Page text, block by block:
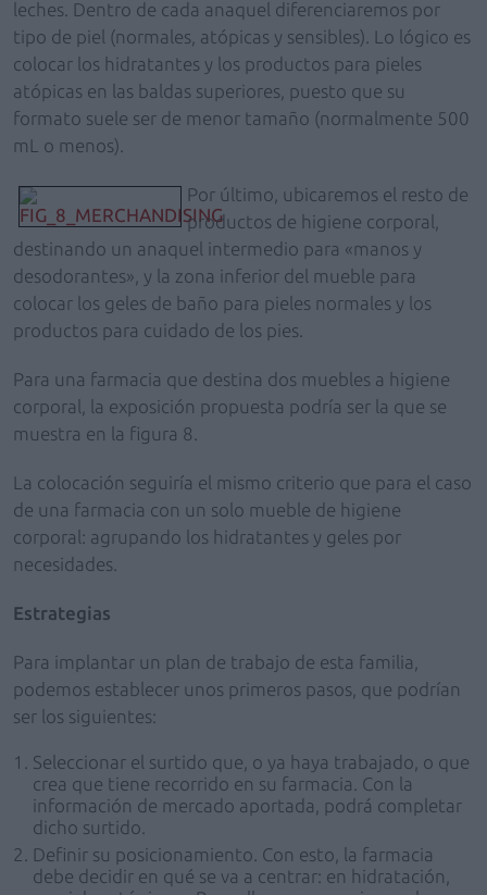
leches. Dentro de cada anaquel diferenciaremos por
tipo de piel (normales, atópicas y sensibles). Lo lógico es
colocar los hidratantes y los productos para pieles
atópicas en las baldas superiores, puesto que su
formato suele ser de menor tamaño (normalmente 500
mL o menos).
Por último, ubicaremos el resto de
productos de higiene corporal,
destinando un anaquel intermedio para «manos y
desodorantes», y la zona inferior del mueble para
colocar los geles de baño para pieles normales y los
productos para cuidado de los pies.
Para una farmacia que destina dos muebles a higiene
corporal, la exposición propuesta podría ser la que se
muestra en la figura 8.
La colocación seguiría el mismo criterio que para el caso
de una farmacia con un solo mueble de higiene
corporal: agrupando los hidratantes y geles por
necesidades.
Estrategias
Para implantar un plan de trabajo de esta familia,
podemos establecer unos primeros pasos, que podrían
ser los siguientes:
Seleccionar el surtido que, o ya haya trabajado, o que
crea que tiene recorrido en su farmacia. Con la
información de mercado aportada, podrá completar
dicho surtido.
Definir su posicionamiento. Con esto, la farmacia
debe decidir en qué se va a centrar: en hidratación,